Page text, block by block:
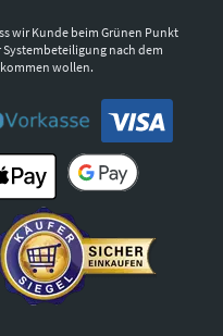
wir Kunde beim Grünen Punkt
nach dem
wollen.